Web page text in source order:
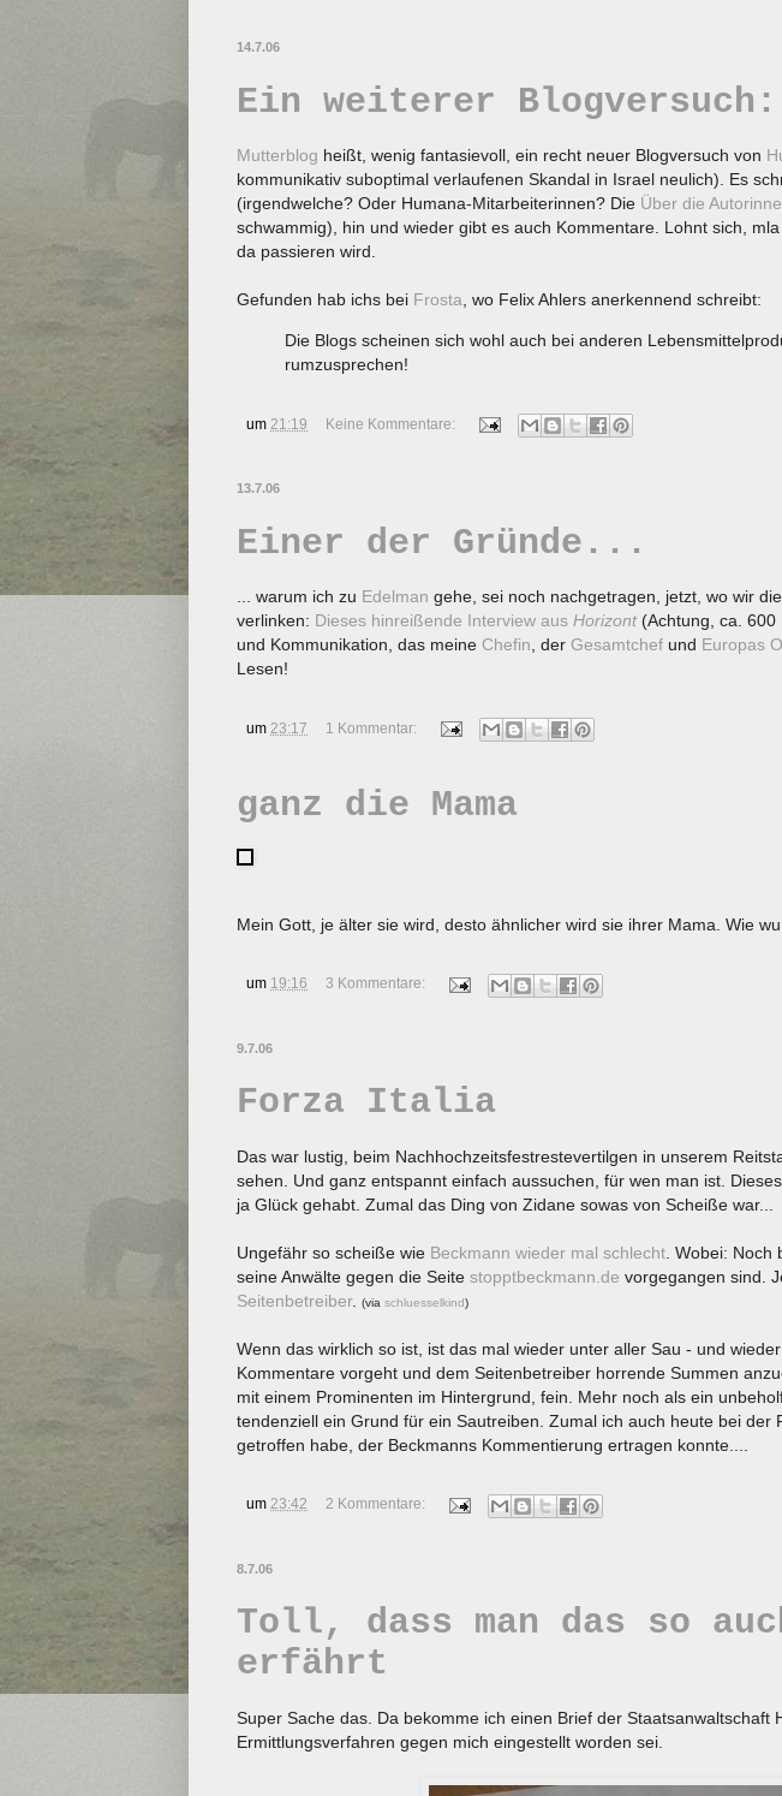
14.7.06
Ein weiterer Blogversuch:
Mutterblog heißt, wenig fantasievoll, ein recht neuer Blogversuch von
kommunikativ suboptimal verlaufenen Skandal in Israel neulich). Es
(irgendwelche? Oder Humana-Mitarbeiterinnen? Die Über die
schwammig), hin und wieder gibt es auch Kommentare. Lohnt sich,
da passieren wird.
Gefunden hab ichs bei Frosta , wo Felix Ahlers anerkennend schreibt:
Die Blogs scheinen sich wohl auch bei anderen
rumzusprechen!
um 21:19 Keine Kommentare:
13.7.06
Einer der Gründe...
... warum ich zu Edelman gehe, sei noch nachgetragen, jetzt, wo wir
verlinken: Dieses hinreißende Interview aus Horizont (Achtung, ca.
und Kommunikation, das meine Chefin, der Gesamtchef und Europas
Lesen!
um 23:17 1 Kommentar:
ganz die Mama
Mein Gott, je älter sie wird, desto ähnlicher wird sie ihrer Mama. Wie
um 19:16 3 Kommentare:
9.7.06
Forza Italia
Das war lustig, beim Nachhochzeitsfestrestevertilgen in unserem
sehen. Und ganz entspannt einfach aussuchen, für wen man ist.
ja Glück gehabt. Zumal das Ding von Zidane sowas von Scheiße war...
Ungefähr so scheiße wie Beckmann wieder mal schlecht . Wobei:
seine Anwälte gegen die Seite stopptbeckmann.de vorgegangen sind.
Seitenbetreiber. (via schluesselkind)
Wenn das wirklich so ist, ist das mal wieder unter aller Sau - und
Kommentare vorgeht und dem Seitenbetreiber horrende Summen
mit einem Prominenten im Hintergrund, fein. Mehr noch als ein
tendenziell ein Grund für ein Sautreiben. Zumal ich auch heute bei der
getroffen habe, der Beckmanns Kommentierung ertragen konnte....
um 23:42 2 Kommentare:
8.7.06
Toll, dass man das so
erfährt
Super Sache das. Da bekomme ich einen Brief der Staatsanwaltschaft
Ermittlungsverfahren gegen mich eingestellt worden sei.